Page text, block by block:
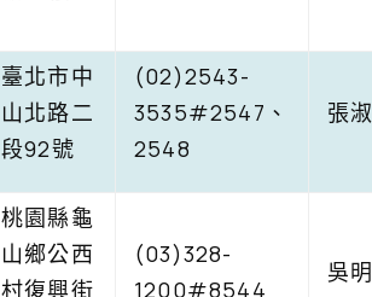
臺北市中
山北路二
段92號
(02)2543-
3535#2547、
2548
張
桃園縣龜
山鄉公西
村復興街
(03)328-
1200#8544
吳